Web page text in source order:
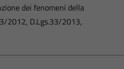
dei fenomeni della
2012, D.Lgs.33/2013,